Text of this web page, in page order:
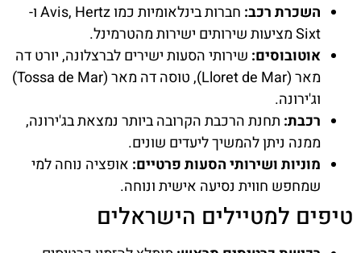
השכרת רכב:
חברות בינלאומיות כמו Avis, Hertz ו-
Sixt מציעות שירותים ישירות מהטרמינל.
אוטובוסים: שירותי הסעות ישירים לברצלונה, יורט דה
מאר (Lloret de Mar), טוסה דה מאר (Tossa de Mar)
וג'ירונה.
רכבת: תחנת הרכבת הקרובה ביותר נמצאת בג'ירונה,
ממנה ניתן להמשיך ליעדים שונים.
מוניות ושירותי הסעות פרטיים: אופציה נוחה למי
שמחפש חווית נסיעה אישית ונוחה.
טיפים למטיילים הישראלים